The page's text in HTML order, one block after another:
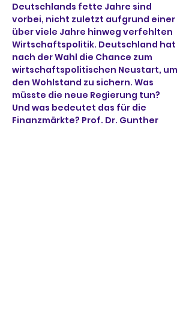
Deutschlands fette Jahre sind
vorbei, nicht zuletzt aufgrund einer
über viele Jahre hinweg verfehlten
Wirtschaftspolitik. Deutschland hat
nach der Wahl die Chance zum
wirtschaftspolitischen Neustart, um
den Wohlstand zu sichern. Was
müsste die neue Regierung tun?
Und was bedeutet das für die
Finanzmärkte? Prof. Dr. Gunther